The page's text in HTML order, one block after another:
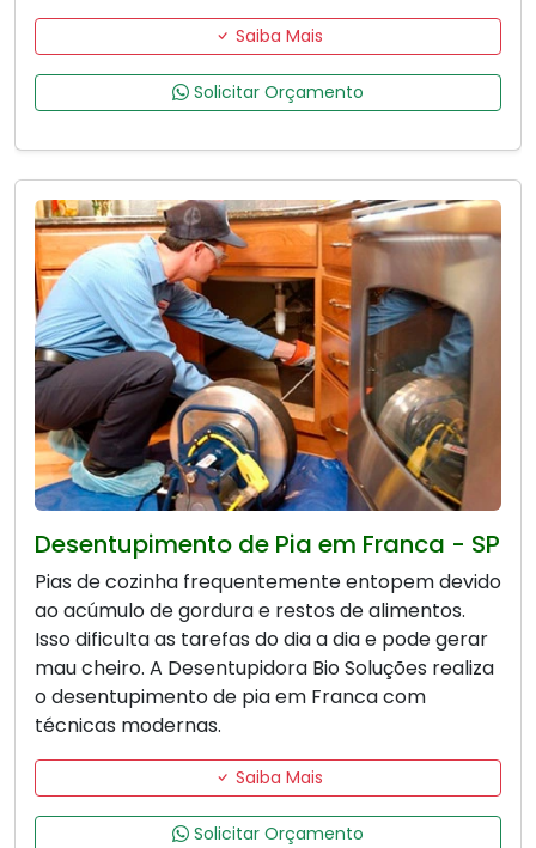
Saiba Mais
Solicitar Orçamento
Desentupimento de Pia em Franca - SP
Pias de cozinha frequentemente entopem devido
ao acúmulo de gordura e restos de alimentos.
Isso dificulta as tarefas do dia a dia e pode gerar
mau cheiro. A Desentupidora Bio Soluções realiza
o desentupimento de pia em Franca com
técnicas modernas.
Saiba Mais
Solicitar Orçamento